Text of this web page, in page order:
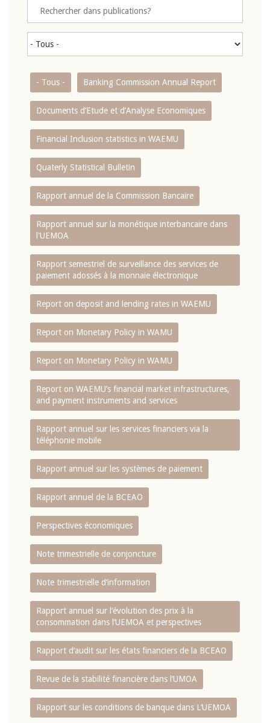
- Tous - Banking Commission Annual Report
Documents d’Etude et d’Analyse Economiques
Financial Inclusion statistics in WAEMU
Quaterly Statistical Bulletin
Rapport annuel de la Commission Bancaire
Rapport annuel sur la monétique interbancaire dans
l'UEMOA
Rapport semestriel de surveillance des services de
paiement adossés à la monnaie électronique
Report on deposit and lending rates in WAEMU
Report on Monetary Policy in WAMU
Report on Monetary Policy in WAMU
Report on WAEMU’s financial market infrastructures,
and payment instruments and services
Rapport annuel sur les services financiers via la
téléphonie mobile
Rapport annuel sur les systèmes de paiement
Rapport annuel de la BCEAO
Perspectives économiques
Note trimestrielle de conjoncture
Note trimestrielle d‘information
Rapport annuel sur l‘évolution des prix à la
consommation dans l‘UEMOA et perspectives
Rapport d‘audit sur les états financiers de la BCEAO
Revue de la stabilité financière dans l‘UMOA
Rapport sur les conditions de banque dans L‘UEMOA